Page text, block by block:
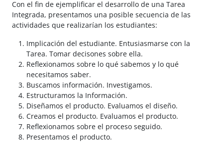
Con el fin de ejemplificar el desarrollo de una Tarea
Integrada, presentamos una posible secuencia de las
actividades que realizarían los estudiantes:
Implicación del estudiante. Entusiasmarse con la
Tarea. Tomar decisones sobre ella.
Reflexionamos sobre lo qué sabemos y lo qué
necesitamos saber.
Buscamos información. Investigamos.
Estructuramos la Información.
Diseñamos el producto. Evaluamos el diseño.
Creamos el producto. Evaluamos el producto.
Reflexionamos sobre el proceso seguido.
Presentamos el producto.